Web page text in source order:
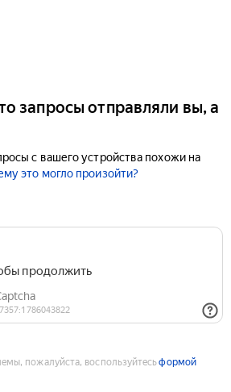
запросы отправляли вы, а
с вашего устройства похожи на
это могло произойти?
пожалуйста, воспользуйтесьформой